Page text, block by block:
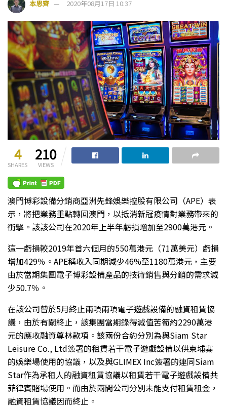
本思齊 2020年08月17日 10:37
4
SHARES
210
VIEWS
澳門博彩設備分銷商亞洲先鋒娛樂控股有限公司（APE）表
示，將把業務重點轉回澳門，以抵消新冠疫情對業務帶來的
衝擊。該該公司在2020年上半年虧損增加至2900萬港元。
這一虧損較2019年首六個月的550萬港元（71萬美元）虧損
增加429％。APE稱收入同期減少46%至1180萬港元，主要
由於當期集團電子博彩設備產品的技術銷售與分銷的需求減
少50.7％。
在該公司曾於5月終止兩項兩項電子遊戲設備的融資租賃協
議，由於有關終止，該集團當期錄得減值苦筍約2290萬港
元的應收融資尊林款項。該兩份合約分別為與Siam Star
Leisure Co., Ltd簽署的租賃若干電子遊戲設備以供柬埔寨
的娛樂場使用的協議，以及與GLIMEX Inc簽署的連同Siam
Star作為承租人的融資租賃協議以租賃若干電子遊戲設備共
菲律賓賭場使用。而由於兩間公司分別未能支付租賃租金，
融資租賃協議因而終止。